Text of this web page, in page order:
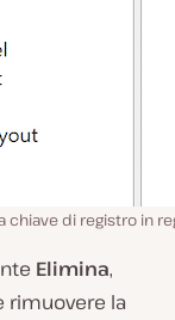
chiave di registro in
Elimina,
rimuovere la